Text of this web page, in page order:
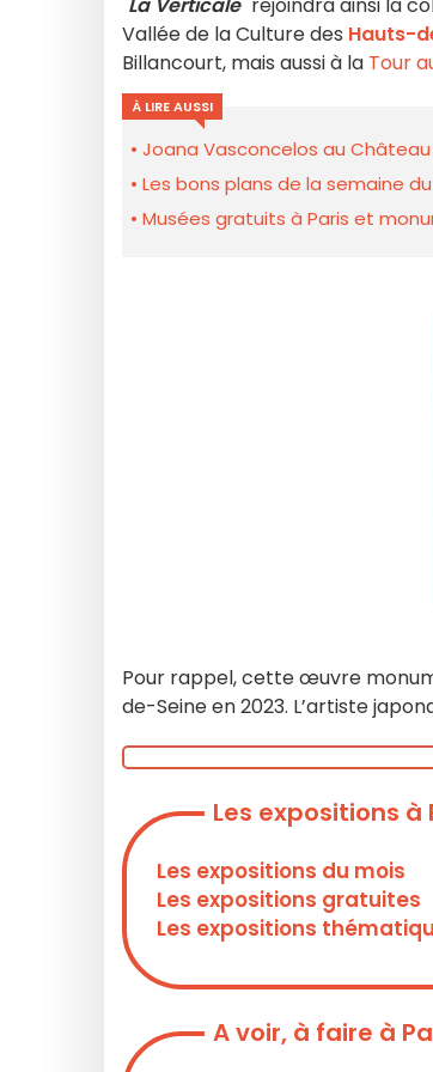
Vallée de la Culture des Hauts-
Billancourt, mais aussi à la Tour
À LIRE AUSSI
Joana Vasconcelos au
Les bons plans de la semaine
Musées gratuits à Paris et
Pour rappel, cette œuvre
de-Seine en 2023. L’artiste
Les expositions à
Les expositions du mois
Les expositions gratuites
Les expositions
A voir, à faire à